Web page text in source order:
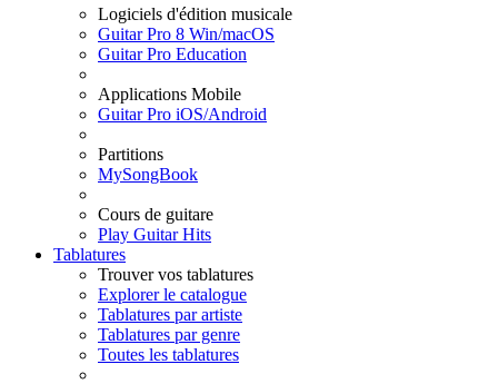
Logiciels d'édition musicale
Guitar Pro 8 Win/macOS
Guitar Pro Education
Applications Mobile
Guitar Pro iOS/Android
Partitions
MySongBook
Cours de guitare
Play Guitar Hits
Tablatures
Trouver vos tablatures
Explorer le catalogue
Tablatures par artiste
Tablatures par genre
Toutes les tablatures